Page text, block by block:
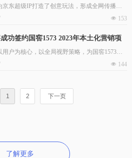
京东超级IP打造了创意玩法，形成全网传播矩
品牌。
넶 153
功签约国窖1573 2023年本土化营销项
用户为核心，以全局视野策略，为国窖1573开
传播。
넶 144
1 2 下一页
了解更多